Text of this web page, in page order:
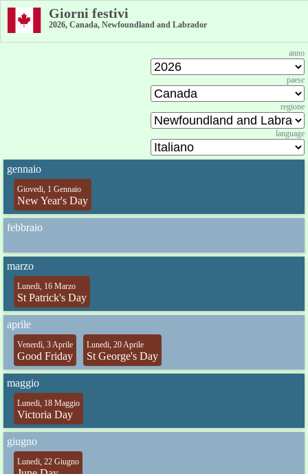
Giorni festivi
2026, Canada, Newfoundland and Labrador
anno
paese
regione
language
gennaio
Giovedi, 1 Gennaio
New Year's Day
febbraio
marzo
Lunedi, 16 Marzo
St Patrick's Day
aprile
Venerdì, 3 Aprile
Good Friday
Lunedi, 20 Aprile
St George's Day
maggio
Lunedi, 18 Maggio
Victoria Day
giugno
Lunedi, 22 Giugno